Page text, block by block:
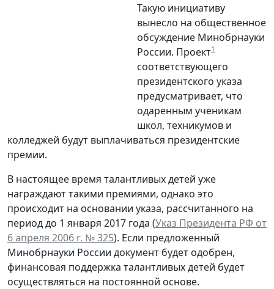
Такую инициативу
вынесло на общественное
обсуждение Минобрнауки
России. Проект1
соответствующего
президентского указа
предусматривает, что
одаренным ученикам
школ, техникумов и
колледжей будут выплачиваться президентские
премии.
В настоящее время талантливых детей уже
награждают такими премиями, однако это
происходит на основании указа, рассчитанного на
период до 1 января 2017 года (Указ Президента РФ от
6 апреля 2006 г. № 325). Если предложенный
Минобрнауки России документ будет одобрен,
финансовая поддержка талантливых детей будет
осуществляться на постоянной основе.